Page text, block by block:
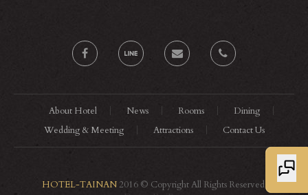
About Hotel News Rooms
Dining
Wedding & Meeting
Attractions Contact Us
HOTEL-TAINAN2016 © Copyright All Rights Reserved.